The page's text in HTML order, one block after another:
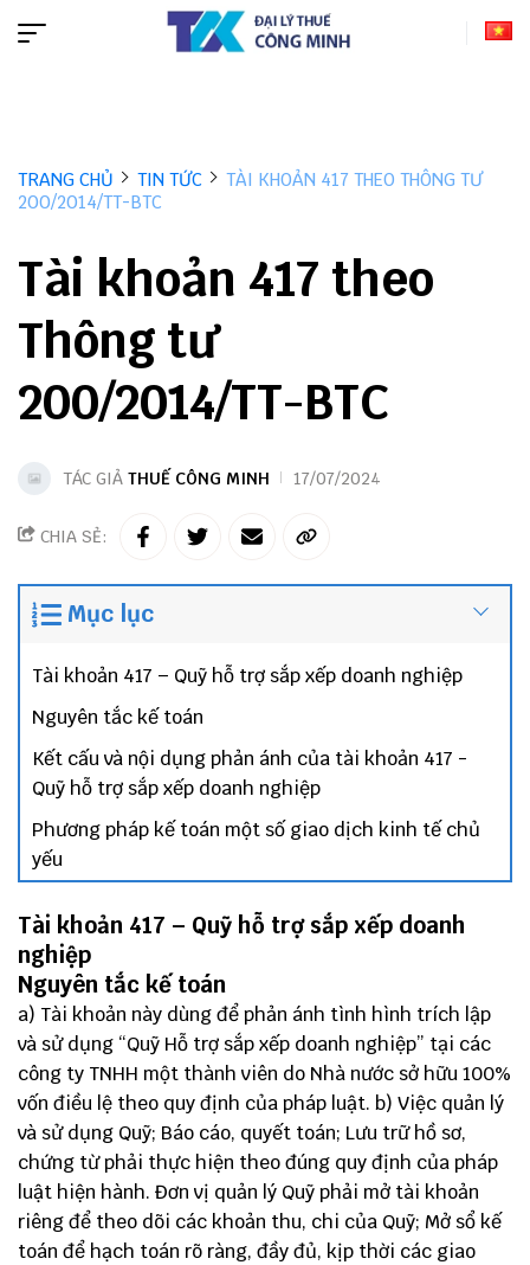
TRANG CHỦ TIN TỨC
TÀI KHOẢN 417 THEO THÔNG TƯ
200/2014/TT-BTC
Tài khoản 417 theo
Thông tư
200/2014/TT-BTC
TÁC GIẢ THUẾ CÔNG MINH 17/07/2024
CHIA SẺ:
Mục lục
Tài khoản 417 – Quỹ hỗ trợ sắp xếp doanh nghiệp
Nguyên tắc kế toán
Kết cấu và nội dụng phản ánh của tài khoản 417 -
Quỹ hỗ trợ sắp xếp doanh nghiệp
Phương pháp kế toán một số giao dịch kinh tế chủ
yếu
Tài khoản 417 – Quỹ hỗ trợ sắp xếp doanh
nghiệp
Nguyên tắc kế toán
a) Tài khoản này dùng để phản ánh tình hình trích lập
và sử dụng “Quỹ Hỗ trợ sắp xếp doanh nghiệp” tại các
công ty TNHH một thành viên do Nhà nước sở hữu 100%
vốn điều lệ theo quy định của pháp luật. b) Việc quản lý
và sử dụng Quỹ; Báo cáo, quyết toán; Lưu trữ hồ sơ,
chứng từ phải thực hiện theo đúng quy định của pháp
luật hiện hành. Đơn vị quản lý Quỹ phải mở tài khoản
riêng để theo dõi các khoản thu, chi của Quỹ; Mở sổ kế
toán để hạch toán rõ ràng, đầy đủ, kịp thời các giao